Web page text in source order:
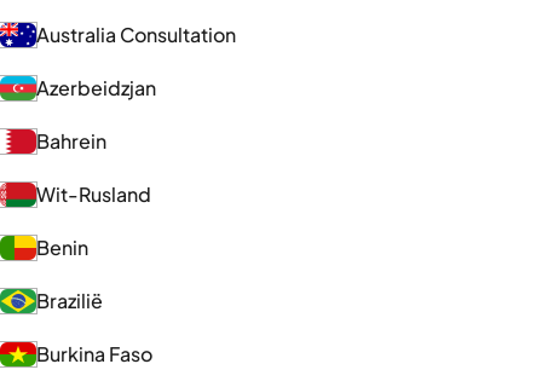
Australia Consultation
Azerbeidzjan
Bahrein
Wit-Rusland
Benin
Brazilië
Burkina Faso